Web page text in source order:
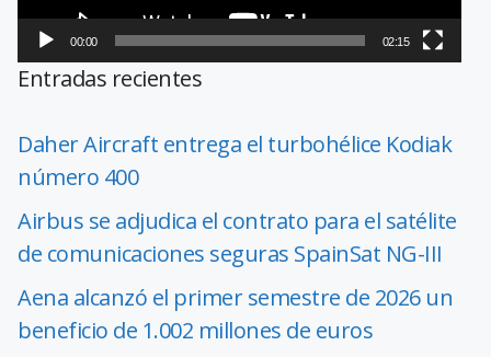
00:00 02:15
Entradas recientes
Daher Aircraft entrega el turbohélice Kodiak
número 400
Airbus se adjudica el contrato para el satélite
de comunicaciones seguras SpainSat NG-III
Aena alcanzó el primer semestre de 2026 un
beneficio de 1.002 millones de euros